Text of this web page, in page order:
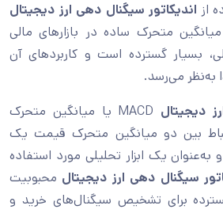
از اندیکاتور سیگنال دهی ارز دیجیتال
میانگین متحرک ساده در بازارهای مالی
بسیار گسترده است و کاربردهای آن
به‌نظر می‌رسد.
دیجیتال
MACD یا میانگین متحرک
بین دو میانگین متحرک قیمت یک
یک ابزار تحلیلی مورد استفاده
سیگنال دهی ارز‌ دیجیتال محبوبیت
برای تشخیص سیگنال‌های خرید و